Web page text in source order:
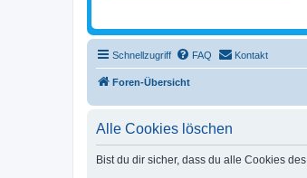
Schnellzugriff FAQ Kontakt
Foren-Übersicht
Alle Cookies löschen
Bist du dir sicher, dass du alle Cookies